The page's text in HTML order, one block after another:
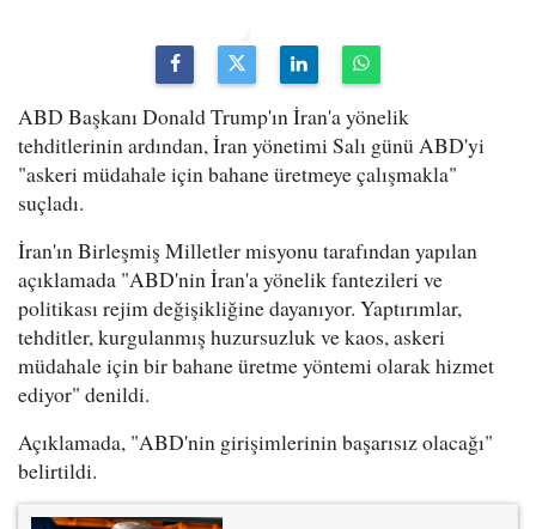
ABD Başkanı Donald Trump'ın İran'a yönelik
tehditlerinin ardından, İran yönetimi Salı günü ABD'yi
"askeri müdahale için bahane üretmeye çalışmakla"
suçladı.
İran'ın Birleşmiş Milletler misyonu tarafından yapılan
açıklamada "ABD'nin İran'a yönelik fantezileri ve
politikası rejim değişikliğine dayanıyor. Yaptırımlar,
tehditler, kurgulanmış huzursuzluk ve kaos, askeri
müdahale için bir bahane üretme yöntemi olarak hizmet
ediyor" denildi.
Açıklamada, "ABD'nin girişimlerinin başarısız olacağı"
belirtildi.